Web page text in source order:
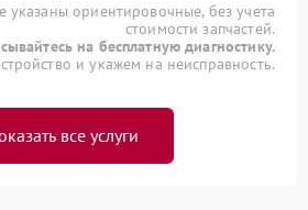
указаны ориентировочные, без учета
стоимости запчастей.
на бесплатную диагностику.
и укажем на неисправность.
все услуги